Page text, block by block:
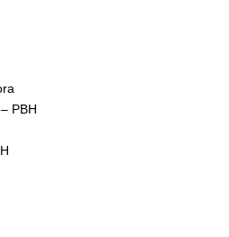
Inovadora
PBH